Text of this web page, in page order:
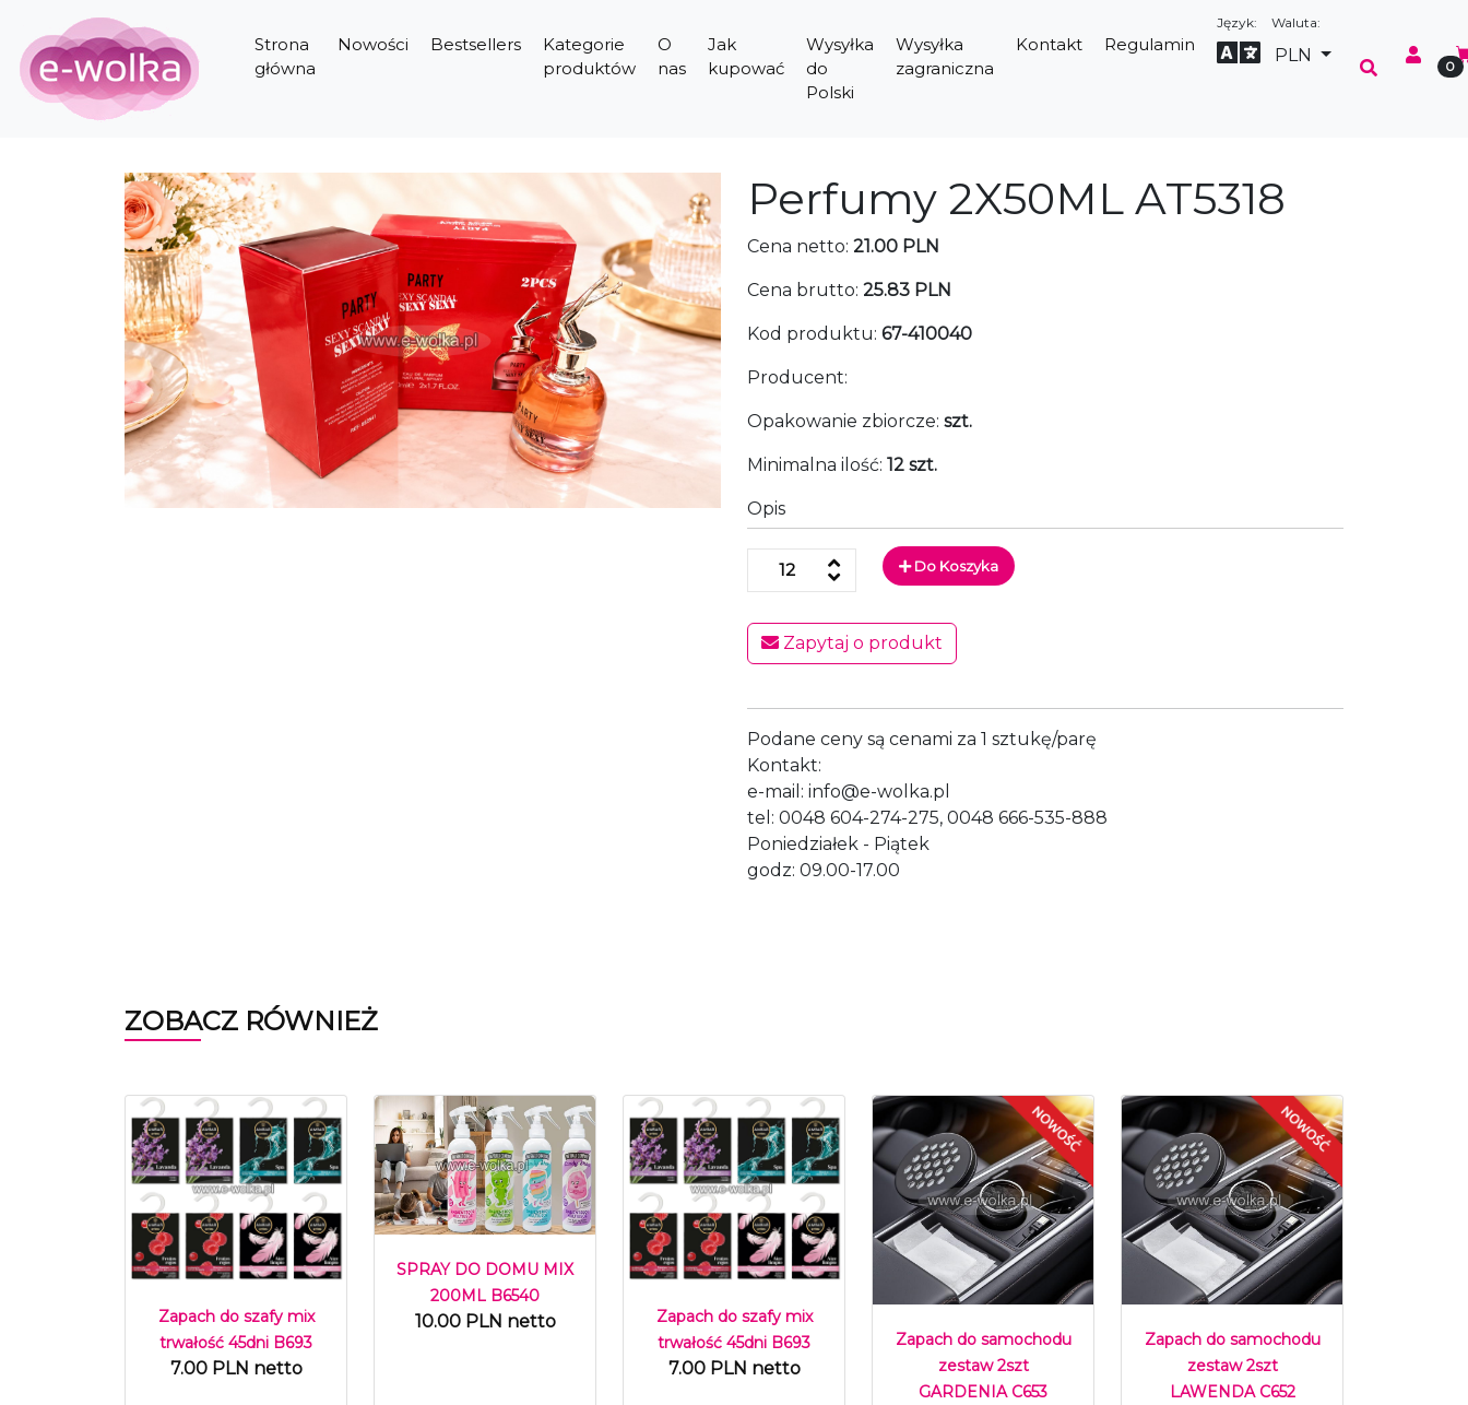
Strona
główna
Nowości Bestsellers
Kategorie
produktów
O
nas
Jak
kupować
Wysyłka
do
Polski
Wysyłka
zagraniczna
Kontakt Regulamin
Język:
Select Language
Waluta:
PLN
0
Perfumy 2X50ML AT5318
Cena netto: 21.00 PLN
Cena brutto: 25.83 PLN
Kod produktu: 67-410040
Producent:
Opakowanie zbiorcze: szt.
Minimalna ilość: 12 szt.
Opis
Do Koszyka
Zapytaj o produkt
Podane ceny są cenami za 1 sztukę/parę
Kontakt:
e-mail: info@e-wolka.pl
tel: 0048 604-274-275, 0048 666-535-888
Poniedziałek - Piątek
godz: 09.00-17.00
ZOBACZ RÓWNIEŻ
Zapach do szafy mix
trwałość 45dni B693
7.00 PLN netto
SPRAY DO DOMU MIX
200ML B6540
10.00 PLN netto
Zapach do szafy mix
trwałość 45dni B693
7.00 PLN netto
Zapach do samochodu
zestaw 2szt
GARDENIA C653
Zapach do samochodu
zestaw 2szt
LAWENDA C652